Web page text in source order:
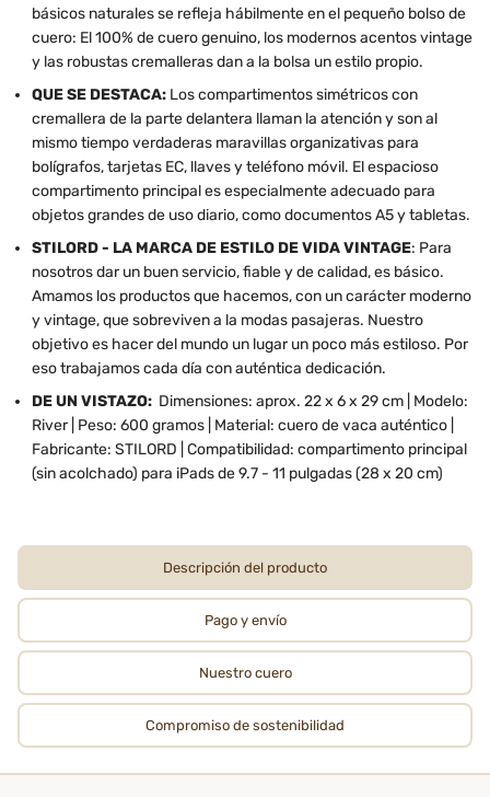
básicos naturales se refleja hábilmente en el pequeño bolso de
cuero: El 100% de cuero genuino, los modernos acentos vintage
y las robustas cremalleras dan a la bolsa un estilo propio.
QUE SE DESTACA: Los compartimentos simétricos con
cremallera de la parte delantera llaman la atención y son al
mismo tiempo verdaderas maravillas organizativas para
bolígrafos, tarjetas EC, llaves y teléfono móvil. El espacioso
compartimento principal es especialmente adecuado para
objetos grandes de uso diario, como documentos A5 y tabletas.
STILORD - LA MARCA DE ESTILO DE VIDA VINTAGE: Para
nosotros dar un buen servicio, fiable y de calidad, es básico.
Amamos los productos que hacemos, con un carácter moderno
y vintage, que sobreviven a la modas pasajeras. Nuestro
objetivo es hacer del mundo un lugar un poco más estiloso. Por
eso trabajamos cada día con auténtica dedicación.
DE UN VISTAZO: Dimensiones: aprox. 22 x 6 x 29 cm | Modelo:
River | Peso: 600 gramos | Material: cuero de vaca auténtico |
Fabricante: STILORD | Compatibilidad: compartimento principal
(sin acolchado) para iPads de 9.7 - 11 pulgadas (28 x 20 cm)
Descripción del producto
Pago y envío
Nuestro cuero
Compromiso de sostenibilidad